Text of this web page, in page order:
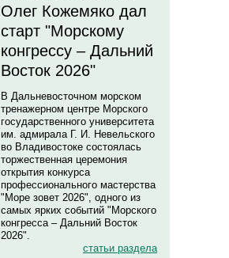
Олег Кожемяко дал
старт "Морскому
конгрессу – Дальний
Восток 2026"
В Дальневосточном морском
тренажерном центре Морского
государственного университета
им. адмирала Г. И. Невельского
во Владивостоке состоялась
торжественная церемония
открытия конкурса
профессионального мастерства
"Море зовет 2026", одного из
самых ярких событий "Морского
конгресса – Дальний Восток
2026".
статьи раздела